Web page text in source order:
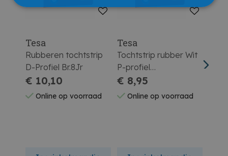
Tesa
Rubberen tochtstrip
D-Profiel Br.8Jr
€ 10,10
Online op voorraad
Tesa
Tochtstrip rubber Wit
P-profiel
06X09X5.5Mm
5390/08
€ 8,95
Online op voorraad